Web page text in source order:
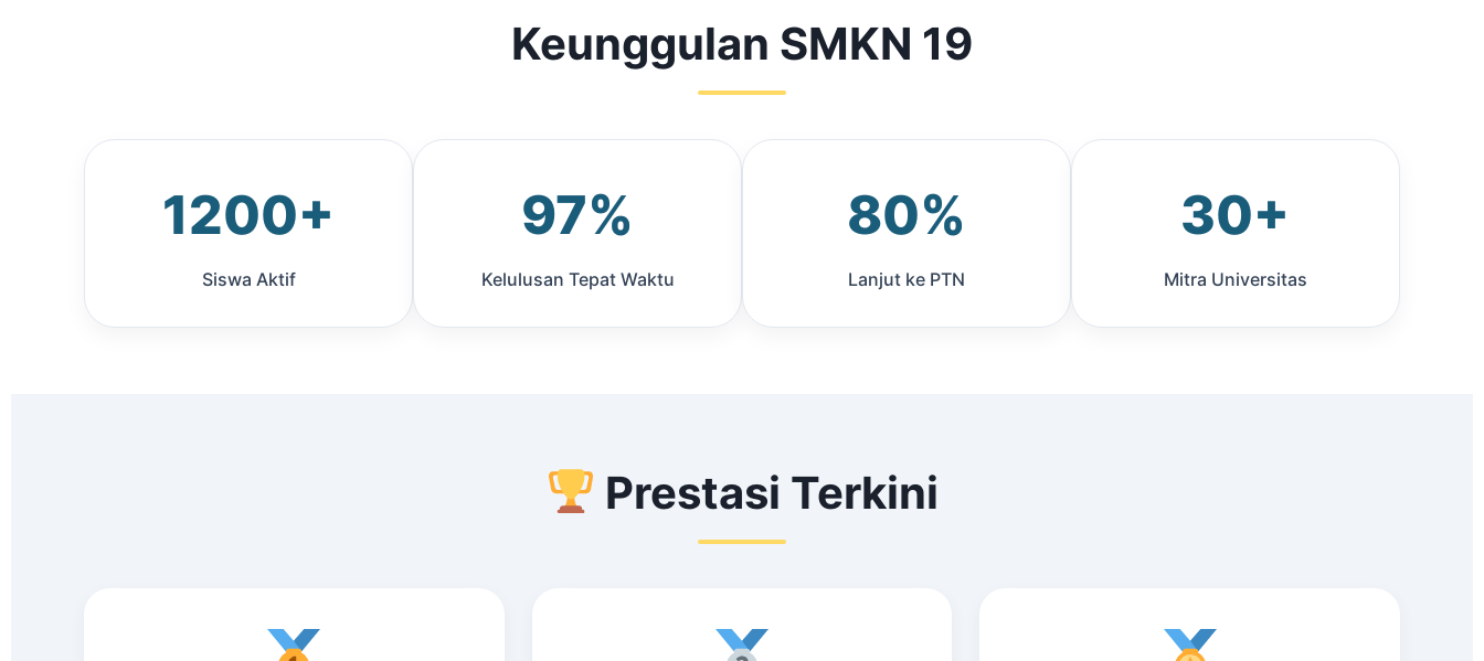
Keunggulan SMKN 19
1200+
Siswa Aktif
97%
Kelulusan Tepat Waktu
80%
Lanjut ke PTN
30+
Mitra Universitas
Prestasi Terkini